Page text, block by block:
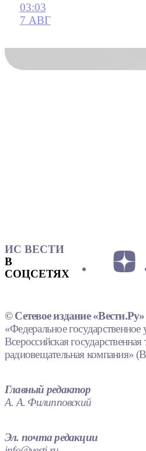
03:03
7 АВГ
ИС ВЕСТИ
В
СОЦСЕТЯХ
© Сетевое издание «Вести.Ру»
«Федеральное
Всероссийская государственная
радиовещательная компания»
Главный редактор
А. А. Филипповский
Эл. почта редакции